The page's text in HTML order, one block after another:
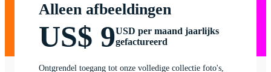
Alleen afbeeldingen
US$ 9USD per maand jaarlijks
gefactureerd
Ontgrendel toegang tot onze volledige collectie foto's,